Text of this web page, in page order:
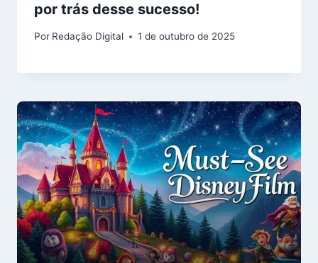
por trás desse sucesso!
Por Redação Digital 1 de outubro de 2025